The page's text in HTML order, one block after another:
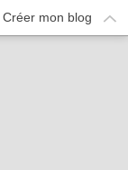
Créer mon blog